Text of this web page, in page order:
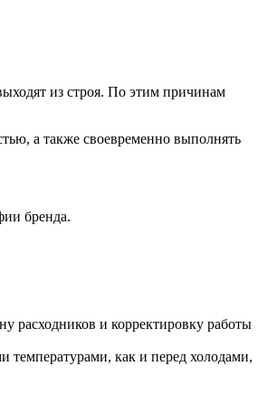
из строя. По этим причинам
а также своевременно выполнять
бренда.
расходников и корректировку работы
температурами, как и перед холодами,